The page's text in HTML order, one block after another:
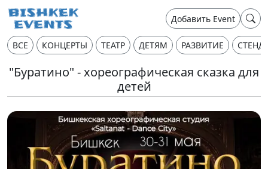
Добавить Event
ВСЕ КОНЦЕРТЫ ТЕАТР ДЕТЯМ РАЗВИТИЕ
"Буратино" - хореографическая сказка для
детей